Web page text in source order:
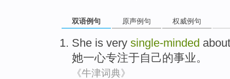
双语例句 原声例句 权威例句
She is very single-minded
她一心专注于自己的事业。
《牛津词典》